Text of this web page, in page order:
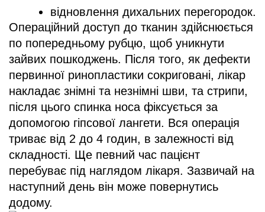
відновлення дихальних перегородок.
Операційний доступ до тканин здійснюється
по попередньому рубцю, щоб уникнути
зайвих пошкоджень. Після того, як дефекти
первинної ринопластики сокриговані, лікар
накладає знімні та незнімні шви, та стрипи,
після цього спинка носа фіксується за
допомогою гіпсової лангети. Вся операція
триває від 2 до 4 годин, в залежності від
складності. Ще певний час пацієнт
перебуває під наглядом лікаря. Зазвичай на
наступний день він може повернутись
додому.